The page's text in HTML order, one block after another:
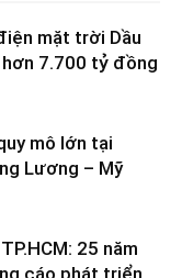
mặt trời Dầu
7.700 tỷ đồng
mô lớn tại
Lương – Mỹ
25 năm